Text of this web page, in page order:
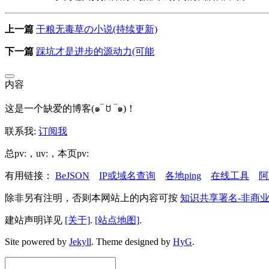
上一篇 干粮无毒草の小说(持续更新)
下一篇 踩坑才是进步的源动力(可能
内容
这是一个缺爱的博客(๑‾ ꇴ ‾๑)！
联系我: 订阅我
总pv: ，uv: ，本页pv:
有用链接： BeJSON IP或域名查询 各地ping 在线工具
除非另有注明，否则本网站上的内容可按 知识共享署名-非商
建站声明详见 [关于]. [站点地图].
Site powered by Jekyll. Theme designed by HyG.